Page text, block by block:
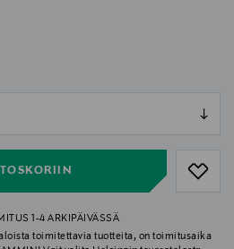
1-4 ARKIPÄIVÄSSÄ
toimitettavia tuotteita, on toimitusaika